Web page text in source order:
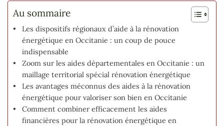
Au sommaire
Les dispositifs régionaux d’aide à la rénovation
énergétique en Occitanie : un coup de pouce
indispensable
Zoom sur les aides départementales en Occitanie : un
maillage territorial spécial rénovation énergétique
Les avantages méconnus des aides à la rénovation
énergétique pour valoriser son bien en Occitanie
Comment combiner efficacement les aides
financières pour la rénovation énergétique en